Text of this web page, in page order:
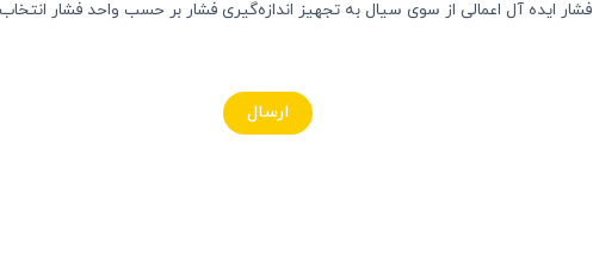
فشار ایده آل اعمالی از سوی سیال به تجهیز اندازه‌گیری فشار بر حسب واحد فشار